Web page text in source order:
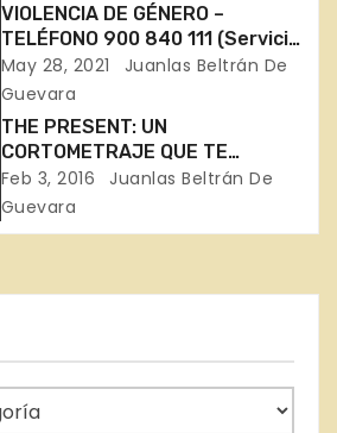
VIOLENCIA DE GÉNERO –
TELÉFONO 900 840 111 (Servicio
Especializado de información y
atención a mujeres víctimas de
de sexo del Gobierno Vasco)
May 28, 2021
Juanlas Beltrán De
Guevara
THE PRESENT: UN
CORTOMETRAJE QUE TE
EMOCIONA Y TE HARÁ
REFLEXIONAR
Feb 3, 2016
Juanlas Beltrán De
Guevara